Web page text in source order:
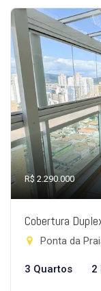
R$ 2.290.000
Cobertura
Ponta da
3 Quartos 2